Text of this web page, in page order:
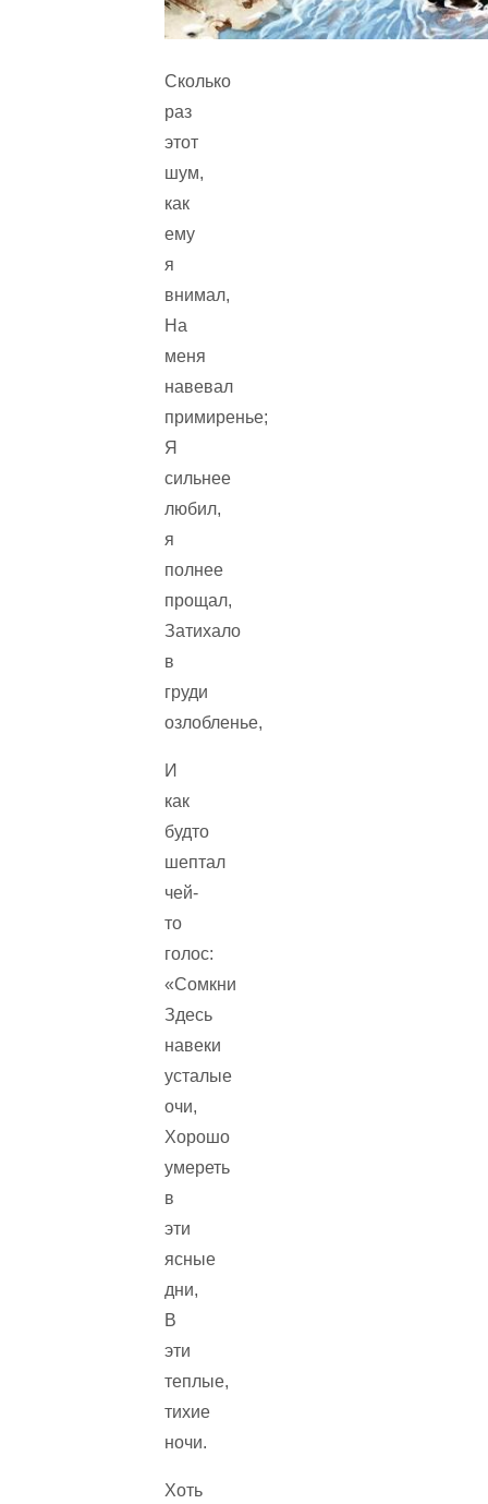
Сколько
раз
этот
шум,
как
ему
я
внимал,
На
меня
навевал
примиренье;
Я
сильнее
любил,
я
полнее
прощал,
Затихало
в
груди
озлобленье,
И
как
будто
шептал
чей-
то
голос:
«Сомкни
Здесь
навеки
усталые
очи,
Хорошо
умереть
в
эти
ясные
дни,
В
эти
теплые,
тихие
ночи.
Хоть